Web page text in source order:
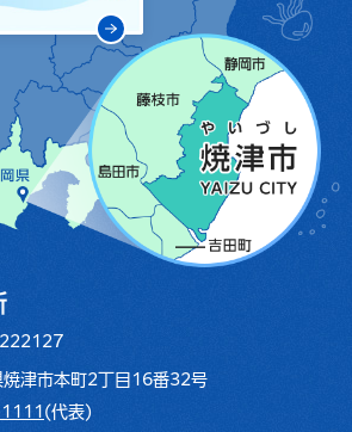
津市本町2丁目16番32号
(代表)